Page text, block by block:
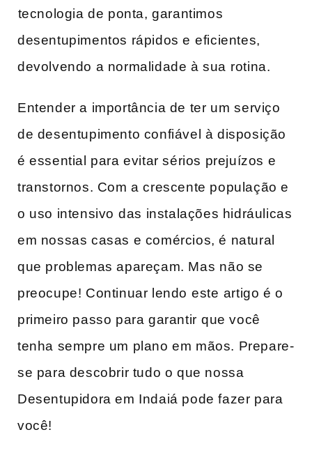
⁤tecnologia de ponta, garantimos
desentupimentos rápidos e ⁣eficientes,
devolvendo a normalidade ​à sua⁢ rotina.
Entender‍ a importância de ter um ⁣serviço
de desentupimento confiável à disposição
é essential para evitar sérios prejuízos e
transtornos. Com a crescente população e
o uso intensivo⁢ das instalações hidráulicas
em nossas casas e comércios, é natural
que problemas apareçam. Mas ⁤não se
preocupe! Continuar lendo⁣ este⁤ artigo é o
primeiro passo para garantir ⁤que você
tenha sempre um plano em mãos. Prepare-
se para descobrir tudo o que nossa
Desentupidora em Indaiá pode fazer para
você!